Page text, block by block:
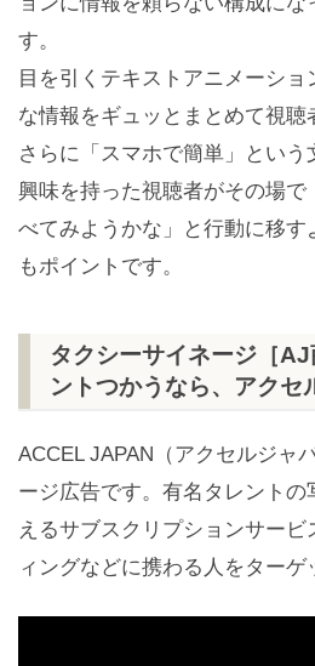
す。
目を引くテキストアニメーシ
な情報をギュッとまとめて視聴
さらに「スマホで簡単」という
興味を持った視聴者がその場で
べてみようかな」と行動に移
もポイントです。
タクシーサイネージ［
ントつかうなら、アクセ
ACCEL JAPAN（アクセルジャ
ージ広告です。有名タレントの
えるサブスクリプションサー
ィングなどに携わる人をターゲ